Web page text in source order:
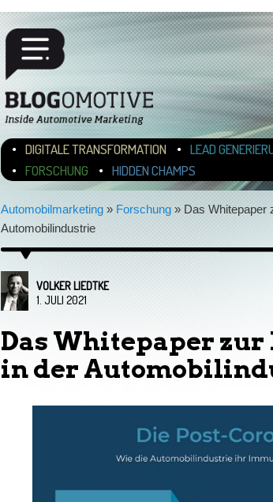
Hauptmenü
ZUM INHALT WECHSELN
ZUM SEKUNDÄREN INHALT WECHSELN
DIGITALE TRANSFORMATION LEAD
FORSCHUNG
HIDDEN CHAMPS
Automobilmarketing» Forschung» Das Whitepaper
Automobilindustrie
VOLKER LIEDTKE
1. JULI 2021
Das Whitepaper zur
in der